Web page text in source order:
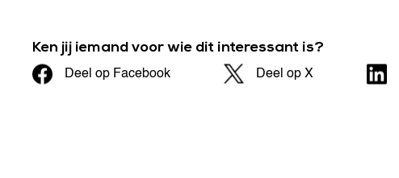
Ken jij iemand voor wie dit interessant is?
Deel op Facebook Deel op X